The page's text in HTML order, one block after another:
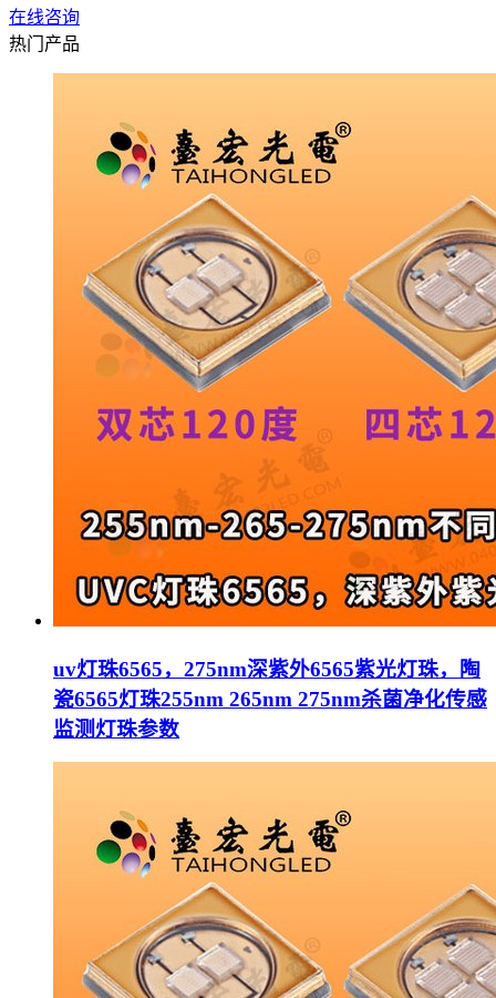
在线咨询
热门产品
uv灯珠6565，275nm深紫外6565紫光灯珠，陶
瓷6565灯珠255nm 265nm 275nm杀菌净化传感
监测灯珠参数